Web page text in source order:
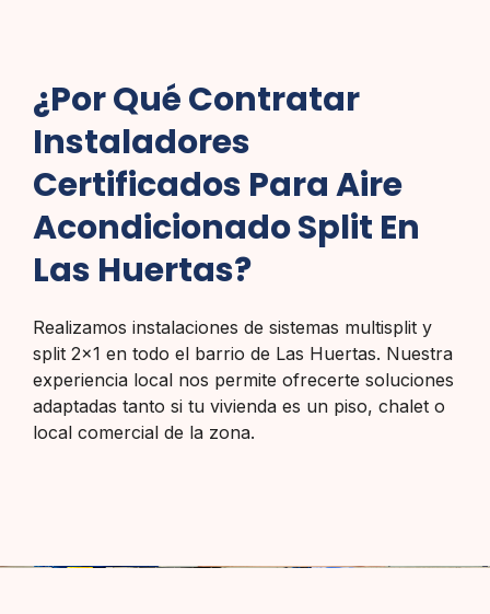
¿Por Qué Contratar
Instaladores
Certificados Para Aire
Acondicionado Split En
Las Huertas?
Realizamos instalaciones de sistemas multisplit y
split 2×1 en todo el barrio de Las Huertas. Nuestra
experiencia local nos permite ofrecerte soluciones
adaptadas tanto si tu vivienda es un piso, chalet o
local comercial de la zona.